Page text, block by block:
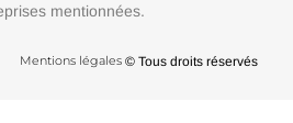
mentionnées.
Mentions légales © Tous droits réservés